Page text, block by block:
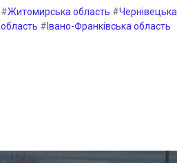
#Житомирська область #Чернівецька
область # Івано-Франківська область